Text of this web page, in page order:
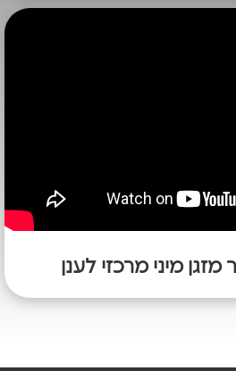
מיני מרכזי לענן